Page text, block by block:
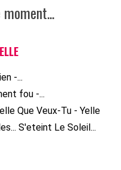
-...
fou -...
Que Veux-Tu - Yelle
S'eteint Le Soleil...